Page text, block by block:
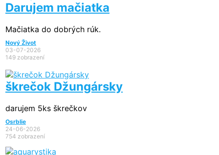
Darujem mačiatka
Mačiatka do dobrých rúk.
Nový Život
03-07-2026
149 zobrazení
škrečok Džungársky
darujem 5ks škrečkov
Osrblie
24-06-2026
754 zobrazení